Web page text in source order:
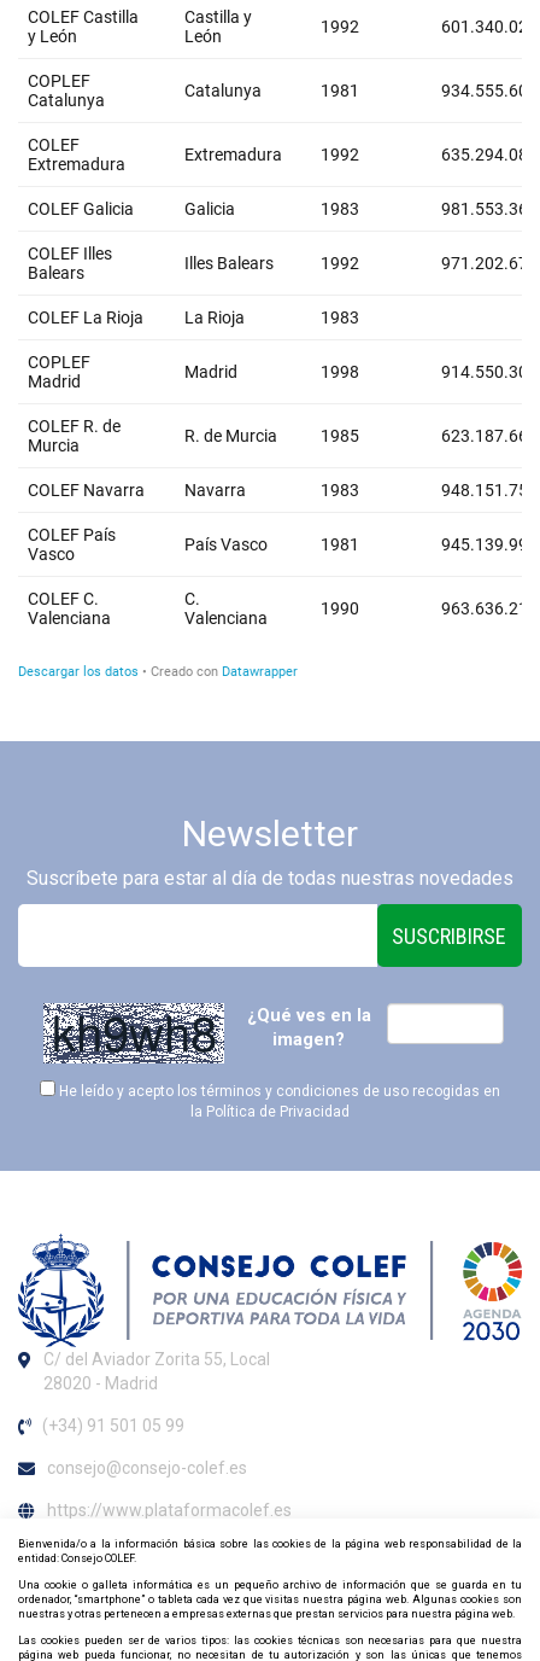
Newsletter
Suscríbete para estar al día de todas nuestras novedades
SUSCRIBIRSE
¿Qué ves en la
imagen?
He leído y acepto los términos y condiciones de uso recogidas en
la Política de Privacidad
C/ del Aviador Zorita 55, Local
28020 - Madrid
(+34) 91 501 05 99
consejo@consejo-colef.es
https://www.plataformacolef.es
Horario de atención al colegiado
De lunes a viernes de 09:00 h. a 20:00 h.
Contacta y síguenos por redes sociales
Bienvenida/o a la información básica sobre las cookies de la página web responsabilidad de la
entidad: Consejo COLEF.
Una cookie o galleta informática es un pequeño archivo de información que se guarda en tu
ordenador, “smartphone” o tableta cada vez que visitas nuestra página web. Algunas cookies son
nuestras y otras pertenecen a empresas externas que prestan servicios para nuestra página web.
Las cookies pueden ser de varios tipos: las cookies técnicas son necesarias para que nuestra
página web pueda funcionar, no necesitan de tu autorización y son las únicas que tenemos